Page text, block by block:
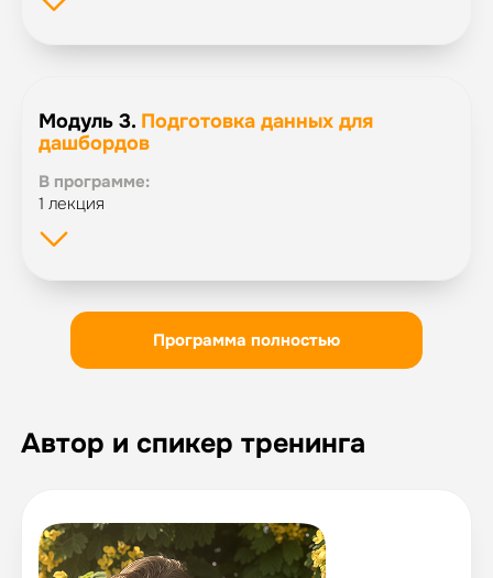
Модуль 3. Подготовка данных для
дашбордов
В программе:
1 лекция
Программа полностью
Автор и спикер тренинга